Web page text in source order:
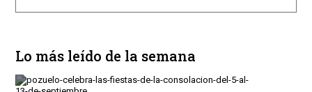
Lo más leído de la semana